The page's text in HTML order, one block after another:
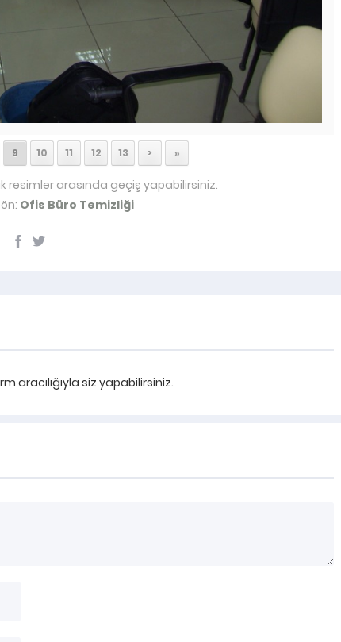
9 10 11 12 13 > »
resimler arasında geçiş yapabilirsiniz.
Ofis Büro Temizliği
aracılığıyla siz yapabilirsiniz.